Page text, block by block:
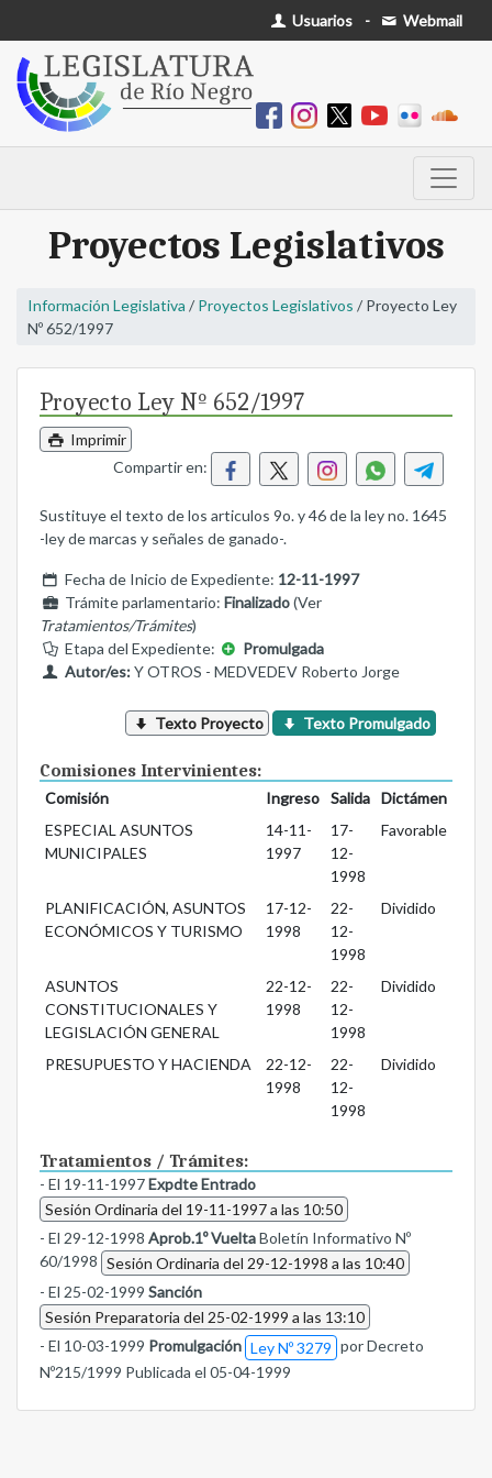
Usuarios - Webmail
Proyectos Legislativos
Información Legislativa / Proyectos Legislativos / Proyecto Ley
Nº 652/1997
Proyecto Ley Nº 652/1997
Imprimir
Compartir en:
Sustituye el texto de los articulos 9o. y 46 de la ley no. 1645
-ley de marcas y señales de ganado-.
Fecha de Inicio de Expediente: 12-11-1997
Trámite parlamentario: Finalizado(Ver
Tratamientos/Trámites)
Etapa del Expediente:
Promulgada
Autor/es:Y OTROS - MEDVEDEV Roberto Jorge
Texto Proyecto Texto Promulgado
Comisiones Intervinientes:
Comisión Ingreso Salida
Dictámen
ESPECIAL ASUNTOS
MUNICIPALES
14-11-
1997
17-
12-
1998
Favorable
PLANIFICACIÓN, ASUNTOS
ECONÓMICOS Y TURISMO
17-12-
1998
22-
12-
1998
Dividido
ASUNTOS
CONSTITUCIONALES Y
LEGISLACIÓN GENERAL
22-12-
1998
22-
12-
1998
Dividido
PRESUPUESTO Y HACIENDA
22-12-
1998
22-
12-
1998
Dividido
Tratamientos / Trámites:
- El 19-11-1997Expdte Entrado
Sesión Ordinaria del 19-11-1997 a las 10:50
- El 29-12-1998 Aprob.1º VueltaBoletín Informativo Nº
60/1998 Sesión Ordinaria del 29-12-1998 a las 10:40
- El 25-02-1999 Sanción
Sesión Preparatoria del 25-02-1999 a las 13:10
- El 10-03-1999 Promulgación Ley Nº 3279 por Decreto
Nº215/1999 Publicada el 05-04-1999